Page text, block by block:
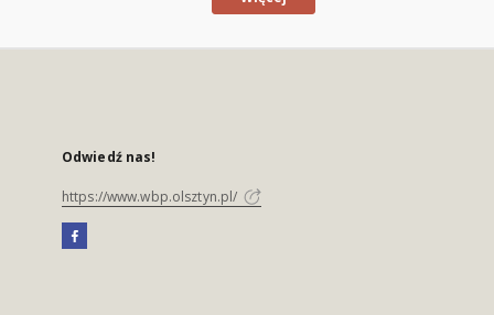
Odwiedź nas!
https://www.wbp.olsztyn.pl/